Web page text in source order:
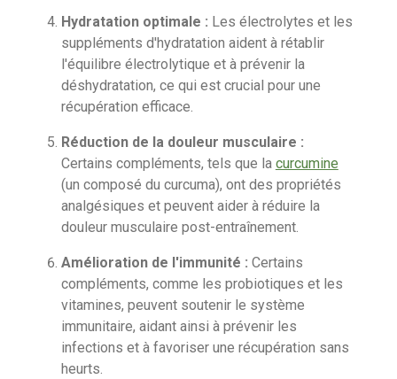
Hydratation optimale : Les électrolytes et les
suppléments d'hydratation aident à rétablir
l'équilibre électrolytique et à prévenir la
déshydratation, ce qui est crucial pour une
récupération efficace.
Réduction de la douleur musculaire :
Certains compléments, tels que la curcumine
(un composé du curcuma), ont des propriétés
analgésiques et peuvent aider à réduire la
douleur musculaire post-entraînement.
Amélioration de l'immunité : Certains
compléments, comme les probiotiques et les
vitamines, peuvent soutenir le système
immunitaire, aidant ainsi à prévenir les
infections et à favoriser une récupération sans
heurts.